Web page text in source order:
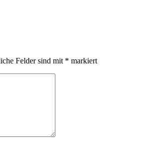
Felder sind mit * markiert